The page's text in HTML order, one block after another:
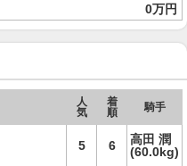
0万円
人
気
着
順
騎手
5 6
高田 潤
(60.0kg)